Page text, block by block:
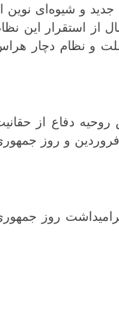
کردستان
کرمان
گیلان
لرستان
همدان
و شیوه‌ای نوین
از استقرار این
و نظام دچار
دفاع از
نظام اسلامی عنوان کرد و افزود: بر این اساس مراسم گرامیداشت یوم الله ١۲ فروردین و روز
روز